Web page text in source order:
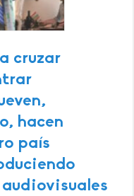
cruzar
hacen
país